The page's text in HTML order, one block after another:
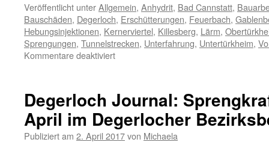
Veröffentlicht unterAllgemein, Anhydrit, Bad Cannstatt,
Bauschäden, Degerloch, Erschütterungen, Feuerbach,
Hebungsinjektionen, Kernerviertel, Killesberg, Lärm,
Sprengungen, Tunnelstrecken, Unterfahrung, Untertürkheim,
Kommentare deaktiviert
Degerloch Journal:
April im Degerlocher
Publiziert am 2. April 2017von Michaela